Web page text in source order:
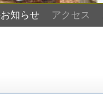
知らせ アクセス